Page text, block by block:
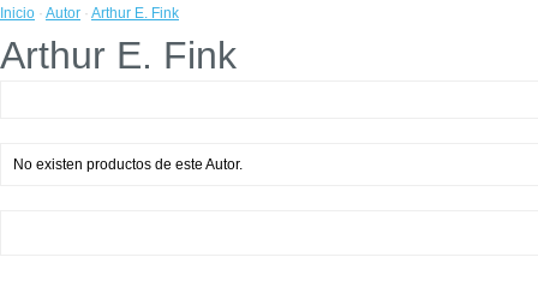
Inicio · Autor · Arthur E. Fink
Arthur E. Fink
No existen productos de este Autor.